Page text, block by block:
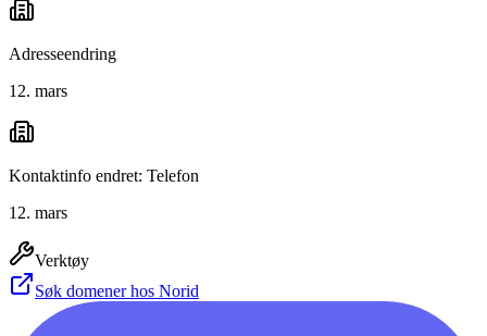
Adresseendring
12. mars
Kontaktinfo endret: Telefon
12. mars
Verktøy
Søk domener hos Norid